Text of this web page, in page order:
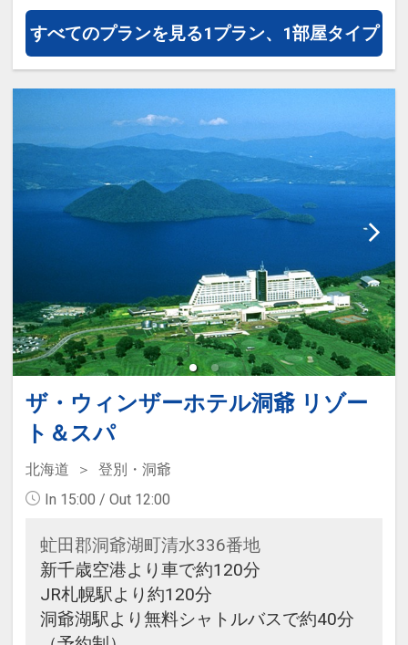
約）が可能なプランもございます。
※施設使用料として0～2歳の添い寝
のお子様は1泊1,100円をお支払いい
ただきます(現地払い)
すべてのプランを見る1プラン、1部屋タイプ
ザ・ウィンザーホテル洞爺 リゾー
ト＆スパ
北海道
登別・洞爺
In 15:00 / Out 12:00
虻田郡洞爺湖町清水336番地
新千歳空港より車で約120分
JR札幌駅より約120分
洞爺湖駅より無料シャトルバスで約40分